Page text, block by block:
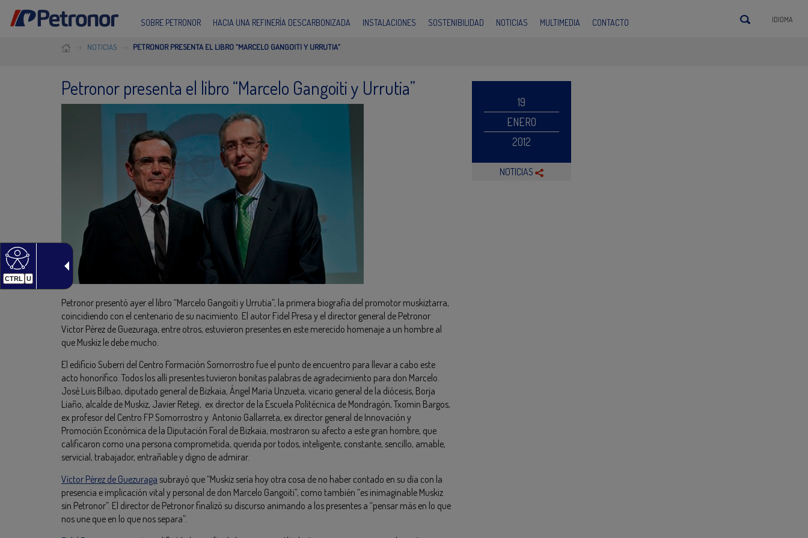
CTRL U
SOBRE PETRONOR HACIA UNA REFINERÍA DESCARBONIZADA INSTALACIONES SOSTENIBILIDAD NOTICIAS MULTIMEDIA CONTACTO IDIOMA
NOTICIAS PETRONOR PRESENTA EL LIBRO “MARCELO GANGOITI Y URRUTIA”
Petronor presenta el libro “Marcelo Gangoiti y Urrutia”
Petronor presentó ayer el libro “Marcelo Gangoiti y Urrutia”, la primera biografía del promotor muskiztarra,
coincidiendo con el centenario de su nacimiento. El autor Fidel Presa y el director general de Petronor
Víctor Pérez de Guezuraga, entre otros, estuvieron presentes en este merecido homenaje a un hombre al
que Muskiz le debe mucho.
El edificio Suberri del Centro Formación Somorrostro fue el punto de encuentro para llevar a cabo este
acto honorífico. Todos los allí presentes tuvieron bonitas palabras de agradecimiento para don Marcelo.
José Luis Bilbao, diputado general de Bizkaia, Ángel María Unzueta, vicario general de la diócesis, Borja
Liaño, alcalde de Muskiz, Javier Retegi, ex director de la Escuela Politécnica de Mondragón, Txomin Bargos,
ex profesor del Centro FP Somorrostro y Antonio Gallarreta, ex director general de Innovación y
Promoción Económica de la Diputación Foral de Bizkaia, mostraron su afecto a este gran hombre, que
calificaron como una persona comprometida, querida por todos, inteligente, constante, sencillo, amable,
servicial, trabajador, entrañable y digno de admirar.
Víctor Pérez de Guezuraga subrayó que “Muskiz sería hoy otra cosa de no haber contado en su día con la
presencia e implicación vital y personal de don Marcelo Gangoiti”, como también “es inimaginable Muskiz
sin Petronor”. El director de Petronor finalizó su discurso animando a los presentes a “pensar más en lo que
nos une que en lo que nos separa”.
19
ENERO
2012
NOTICIAS